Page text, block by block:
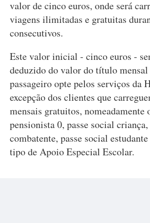
valor de cinco euros, onde será
viagens ilimitadas e gratuitas
consecutivos.
Este valor inicial - cinco euros -
deduzido do valor do título mensal
passageiro opte pelos serviços da
excepção dos clientes que
mensais gratuitos, nomeadamente
pensionista 0, passe social
combatente, passe social
tipo de Apoio Especial Escolar.